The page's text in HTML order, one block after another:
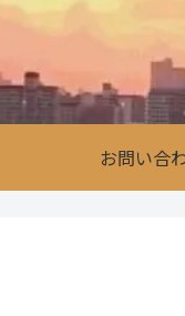
お問い合